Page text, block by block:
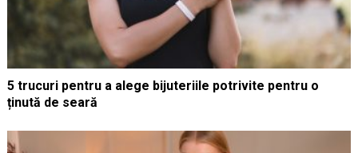
5 trucuri pentru a alege bijuteriile potrivite pentru o
ținută de seară